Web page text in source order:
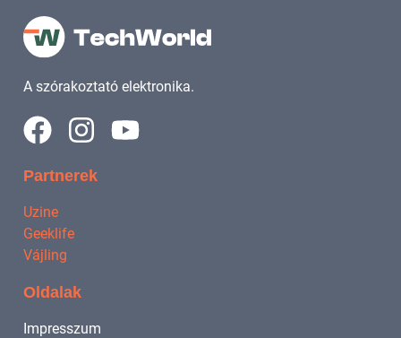
A szórakoztató elektronika.
Partnerek
Uzine
Geeklife
Vájling
Oldalak
Impresszum